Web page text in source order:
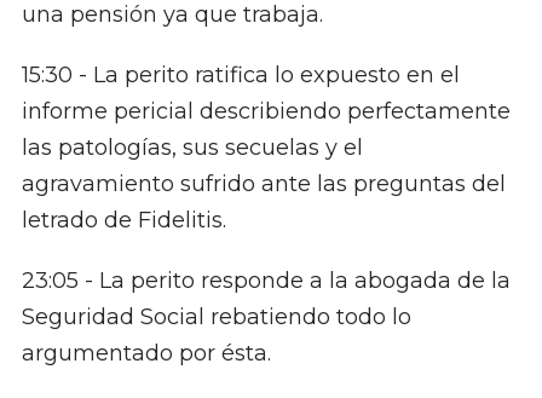
una pensión ya que trabaja.
15:30​ - La perito ratifica lo expuesto en el
informe pericial describiendo perfectamente
las patologías, sus secuelas y el
agravamiento sufrido ante las preguntas del
letrado de Fidelitis.
23:05​ - La perito responde a la abogada de la
Seguridad Social rebatiendo todo lo
argumentado por ésta.